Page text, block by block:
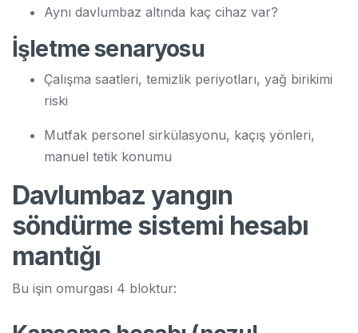
Aynı davlumbaz altında kaç cihaz var?
İşletme senaryosu
Çalışma saatleri, temizlik periyotları, yağ birikimi
riski
Mutfak personel sirkülasyonu, kaçış yönleri,
manuel tetik konumu
Davlumbaz yangın
söndürme sistemi hesabı
mantığı
Bu işin omurgası 4 bloktur: